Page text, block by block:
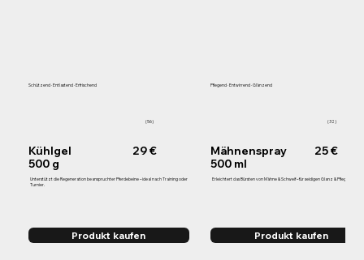
Kühlgel
(56)
500 g
29 €
Unterstützt die Regeneration beanspruchter Pferdebeine – ideal nach Training oder
Turnier.
Produkt kaufen
Schützend · Entlastend · Erfrischend
Mähnenspray
(32)
500 ml
25 €
Erleichtert das Bürsten von Mähne & Schweif – für seidigen Glanz & Pflegekomfort.
Produkt kaufen
Pflegend · Entwirrend · Glänzend